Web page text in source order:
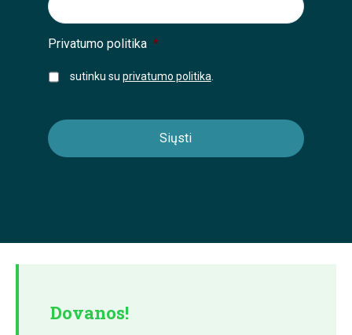
Privatumo politika *
sutinku su privatumo politika
Dovanos!